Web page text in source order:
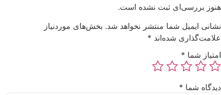
هنوز بررسی‌ای ثبت نشده است.
نشانی ایمیل شما منتشر نخواهد شد. بخش‌های موردنیاز
علامت‌گذاری شده‌اند *
امتیاز شما *
دیدگاه شما *